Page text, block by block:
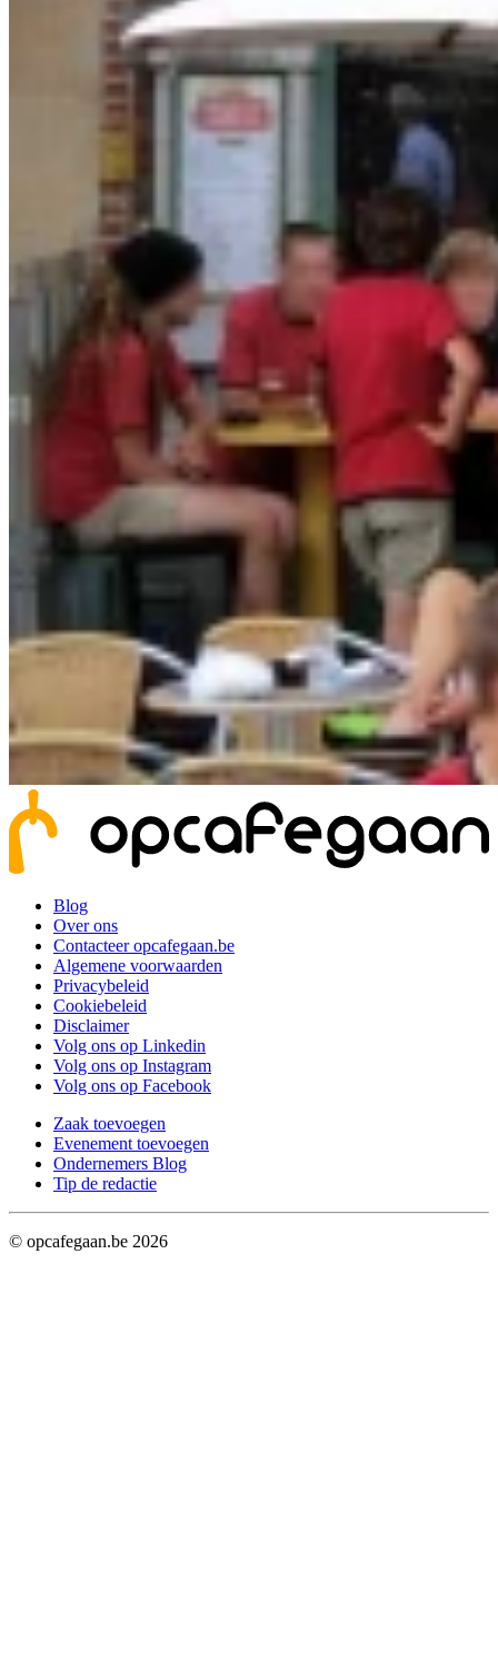
Blog
Over ons
Contacteer opcafegaan.be
Algemene voorwaarden
Privacybeleid
Cookiebeleid
Disclaimer
Volg ons op Linkedin
Volg ons op Instagram
Volg ons op Facebook
Zaak toevoegen
Evenement toevoegen
Ondernemers Blog
Tip de redactie
© opcafegaan.be 2026